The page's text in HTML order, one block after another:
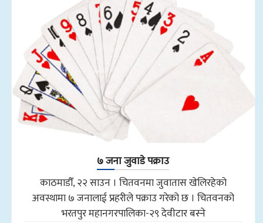
७ जना जुवाडे पक्राउ
काठमाडौँ, २२ साउन । चितवनमा जुवातास खेलिरहेको
अवस्थामा ७ जनालाई प्रहरीले पक्राउ गरेको छ । चितवनको
भरतपुर महानगरपालिका-२९ देवीटार बस्ने